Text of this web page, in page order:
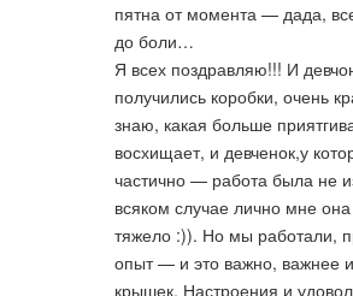
пятна от момента — дада,
до боли…
Я всех поздравляю!!! И
получились коробки, очень
знаю, какая больше
восхищает, и девченок,у
частично — работа была не
всяком случае лично мне
тяжело :)). Но мы работали,
опыт — и это важно, важнее
крышек. Настроения и